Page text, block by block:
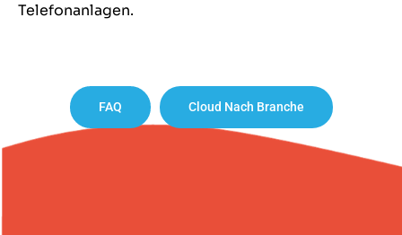
Telefonanlagen.
FAQ Cloud Nach Branche